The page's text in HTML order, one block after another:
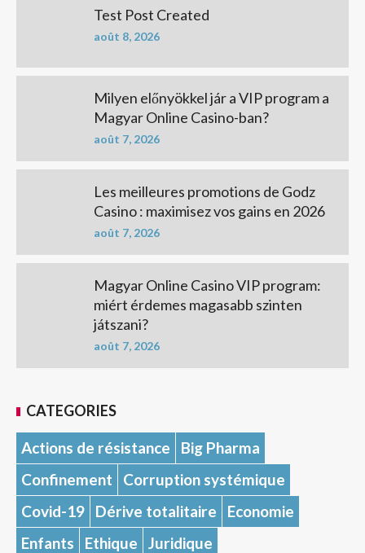
Test Post Created
août 8, 2026
Milyen előnyökkel jár a VIP program a
Magyar Online Casino-ban?
août 7, 2026
Les meilleures promotions de Godz
Casino : maximisez vos gains en 2026
août 7, 2026
Magyar Online Casino VIP program:
miért érdemes magasabb szinten
játszani?
août 7, 2026
CATEGORIES
Actions de résistance
Big Pharma
Confinement
Corruption systémique
Covid-19
Dérive totalitaire
Economie
Enfants
Ethique
Juridique